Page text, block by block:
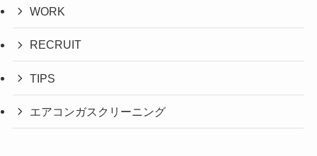
WORK
RECRUIT
TIPS
エアコンガスクリーニング